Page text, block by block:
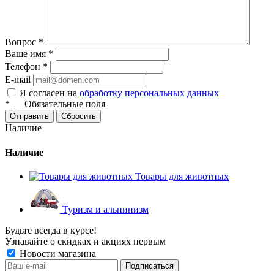
Вопрос *
Ваше имя *
Телефон *
E-mail
Я согласен на обработку персональных данных
* — Обязательные поля
Отправить Сбросить
Наличие
Наличие
Товары для животных
Туризм и альпинизм
Будьте всегда в курсе!
Узнавайте о скидках и акциях первым
Новости магазина